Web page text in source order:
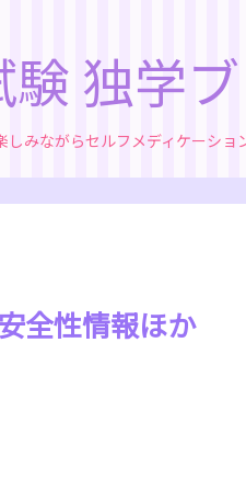
独学
みながらセルフメディケーション
全性情報ほか